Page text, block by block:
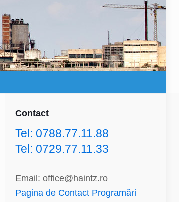
Contact
Tel: 0788.77.11.88
Tel: 0729.77.11.33
Email: office@haintz.ro
Pagina de Contact Programări